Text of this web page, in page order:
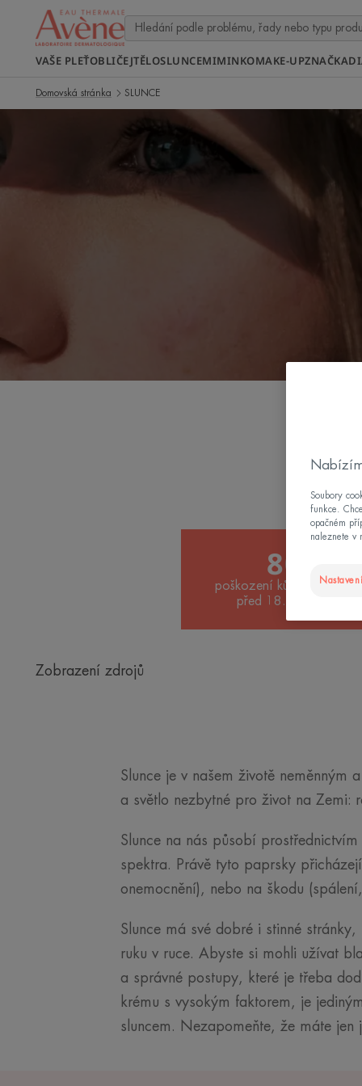
VAŠE PLEŤOBLIČEJTĚLOSLUNCEMIMINKOMAKE-UPZNAČKA
Domovská stránka SLUNCE
80 %
poškození kůže sluncem
před 18. rokem života¹
Zobrazení zdrojů
Slunce je v našem životě
a světlo nezbytné pro život na Zemi:
Slunce na nás působí
spektra. Právě tyto paprsky
onemocnění), nebo na škodu
Slunce má své dobré i stinné
ruku v ruce. Abyste si mohli užívat
a správné postupy, které je třeba
krému s vysokým faktorem, je
sluncem. Nezapomeňte, že máte jen
Soubory
funkce.
opačném
naleznete v